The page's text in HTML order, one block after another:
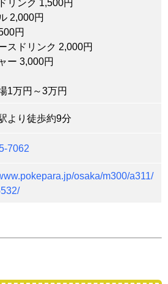
リンク 1,500円
2,000円
円
スドリンク 2,000円
ー 3,000円
1万円～3万円
より徒歩約9分
7062
osaka/m300/a311/